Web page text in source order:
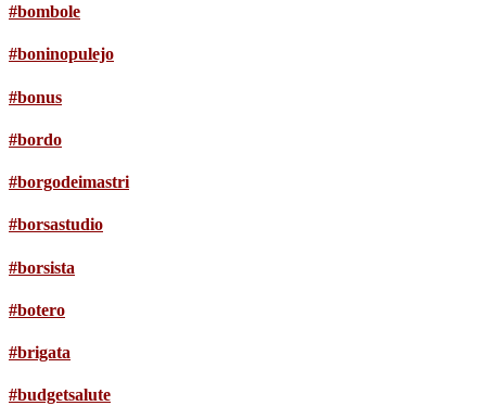
#bombole
#boninopulejo
#bonus
#bordo
#borgodeimastri
#borsastudio
#borsista
#botero
#brigata
#budgetsalute